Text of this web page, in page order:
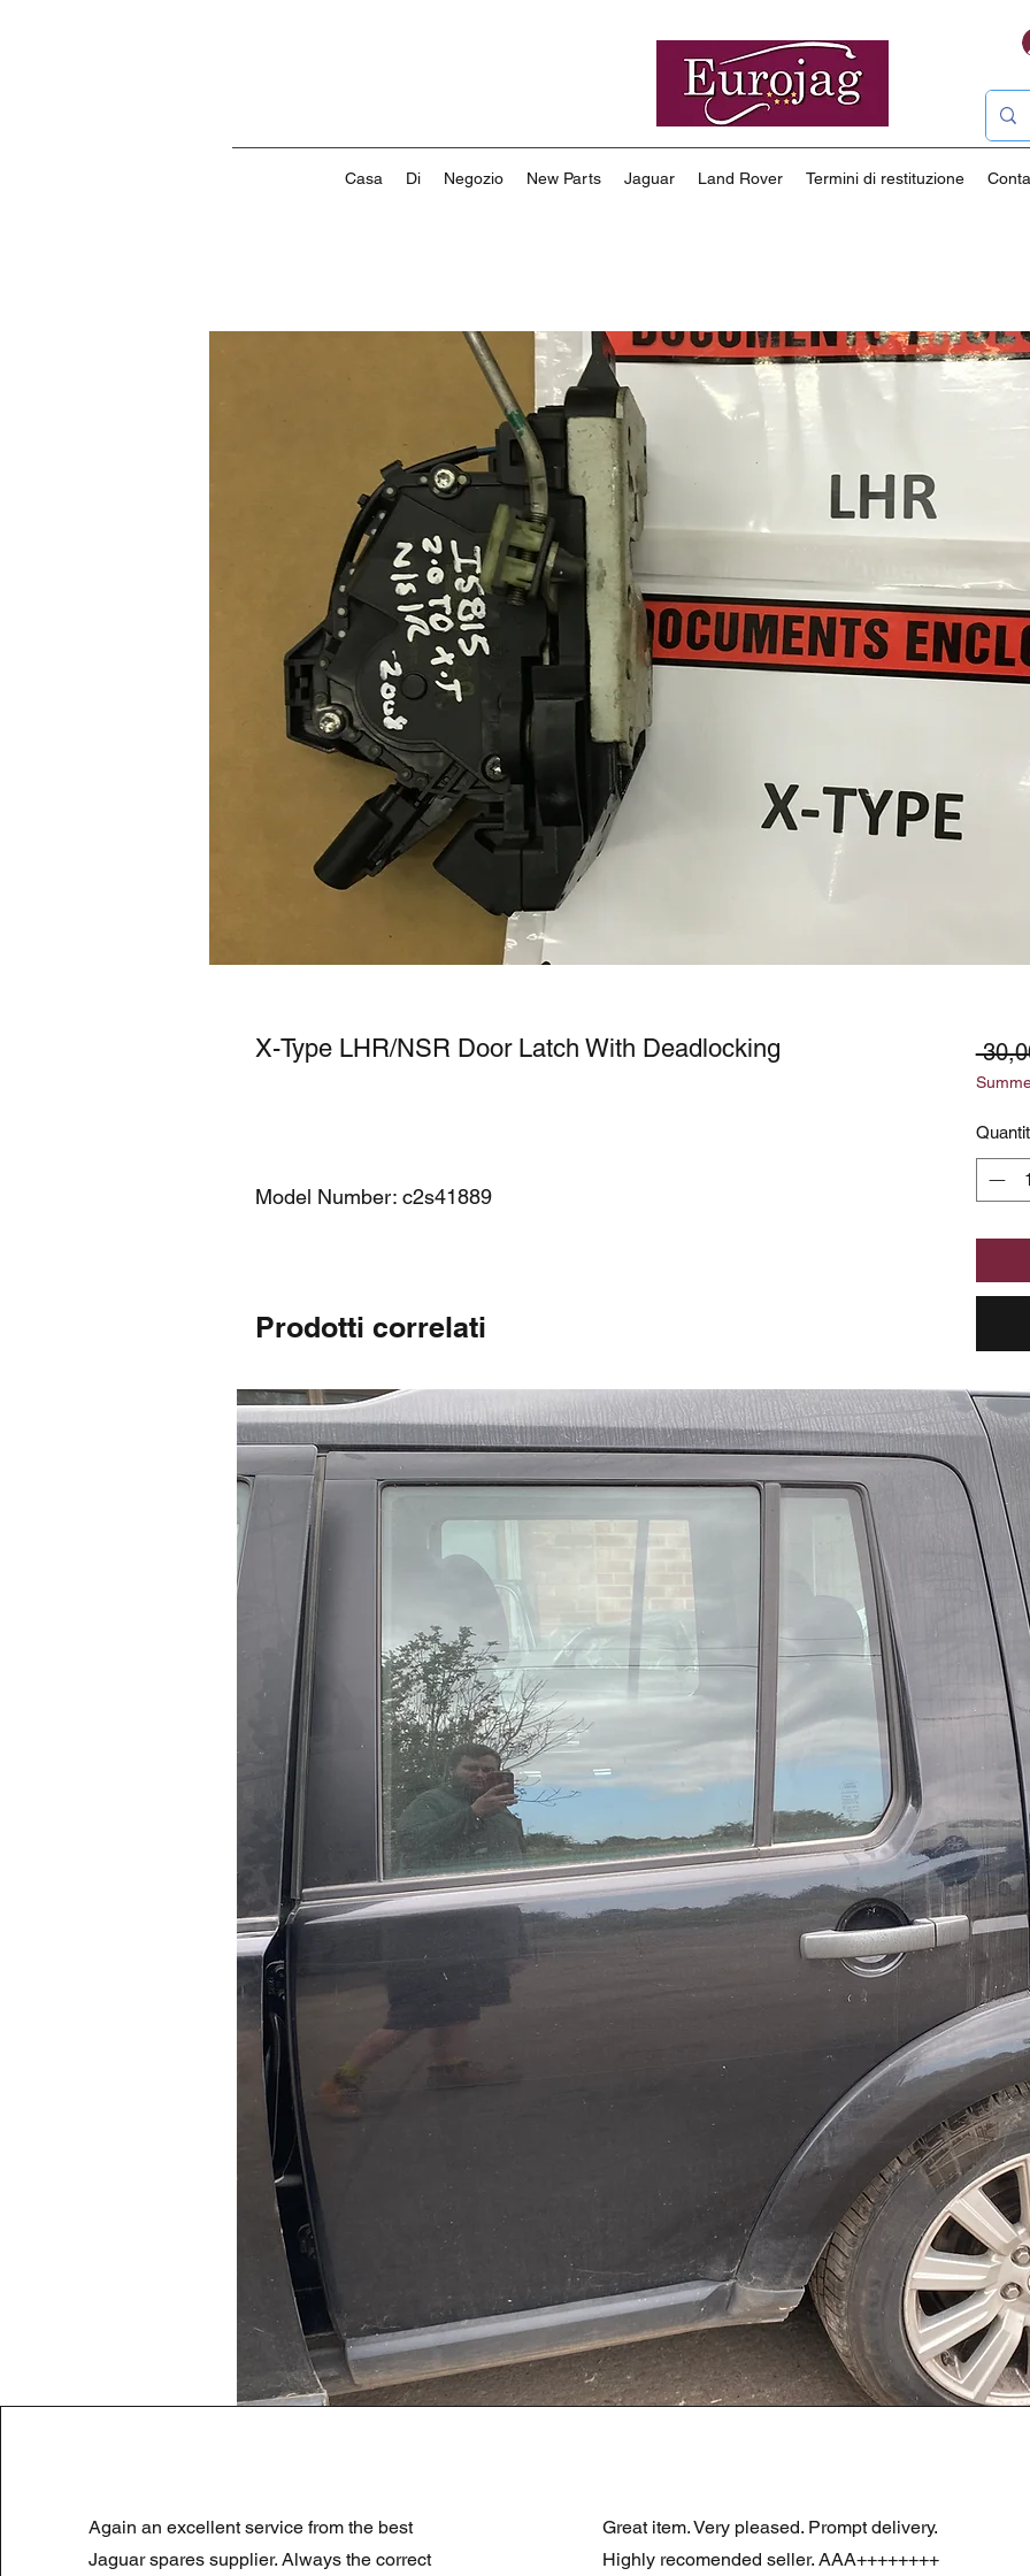
Casa Di Negozio New Parts Jaguar Land Rover Termini di restituzione
X-Type LHR/NSR Door Latch With Deadlocking
Model Number: c2s41889
Prodotti correlati
Prezzo regolare
180,00 £ Prezzo scontato
90,00 £
Summer Sale
Again an excellent service from the best
Jaguar spares supplier. Always the correct
Great item. Very pleased. Prompt delivery.
Highly recomended seller. AAA++++++++